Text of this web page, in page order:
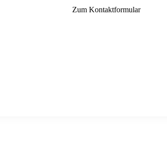
Zum Kontaktformular